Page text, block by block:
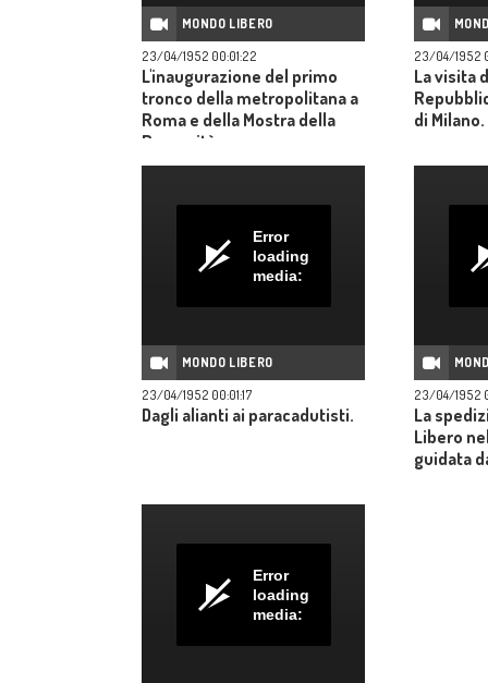
MONDO LIBERO
23/04/1952 00:01:22
L'inaugurazione del primo
tronco della metropolitana a
Roma e della Mostra della
Romanità.
23/04/1952
La visita
di Milano.
Error
loading
media:
MONDO LIBERO
23/04/1952 00:01:17
Dagli alianti ai paracadutisti.
23/04/1952
La
Libero
guidata
Error
loading
media: